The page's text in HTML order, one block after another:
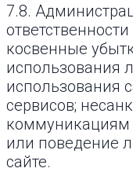
7.8.
косвенные
использования
использования
сервисов;
коммуникациям
или поведение
сайте.